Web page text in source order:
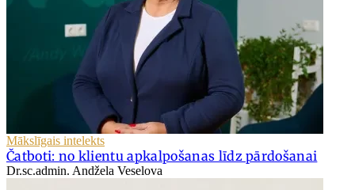
Mākslīgais intelekts
Čatboti: no klientu apkalpošanas līdz pārdošanai
Dr.sc.admin. Andžela Veselova